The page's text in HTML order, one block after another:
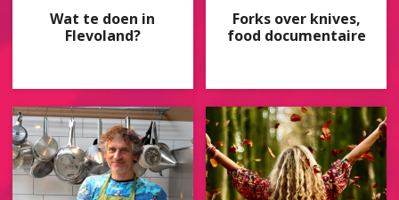
Wat te doen in
Flevoland?
Forks over knives,
food documentaire